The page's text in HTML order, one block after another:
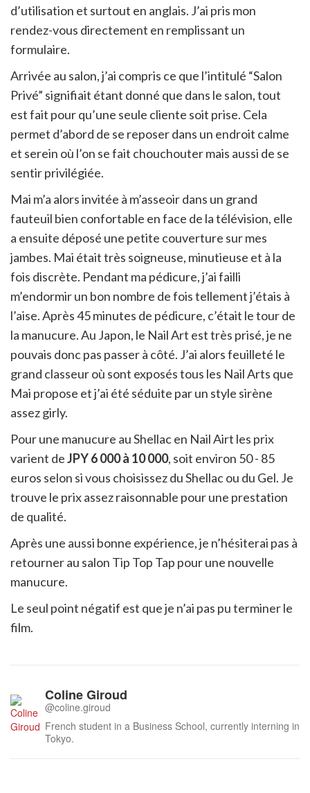
d’utilisation et surtout en anglais. J’ai pris mon
rendez-vous directement en remplissant un
formulaire.
Arrivée au salon, j’ai compris ce que l’intitulé “Salon
Privé” signifiait étant donné que dans le salon, tout
est fait pour qu’une seule cliente soit prise. Cela
permet d’abord de se reposer dans un endroit calme
et serein où l’on se fait chouchouter mais aussi de se
sentir privilégiée.
Mai m’a alors invitée à m’asseoir dans un grand
fauteuil bien confortable en face de la télévision, elle
a ensuite déposé une petite couverture sur mes
jambes. Mai était très soigneuse, minutieuse et à la
fois discrète. Pendant ma pédicure, j’ai failli
m’endormir un bon nombre de fois tellement j’étais à
l’aise.Après 45 minutes de pédicure, c’était le tour de
la manucure. Au Japon, le Nail Art est très prisé, je ne
pouvais donc pas passer à côté. J’ai alors feuilleté le
grand classeur où sont exposés tous les Nail Arts que
Mai propose et j’ai été séduite par un style sirène
assez girly.
Pour une manucure au Shellac en Nail Airt les prix
varient deJPY 6 000 à 10 000, soit environ 50 - 85
euros selon si vous choisissez du Shellac ou du Gel. Je
trouve le prix assez raisonnable pour une prestation
de qualité.
Après une aussi bonne expérience, je n’hésiterai pas à
retourner au salon Tip Top Tap pour une nouvelle
manucure.
Le seul point négatif est que je n’ai pas pu terminer le
film.
Coline Giroud
@coline.giroud
French student in a Business School, currently interning in
Tokyo.